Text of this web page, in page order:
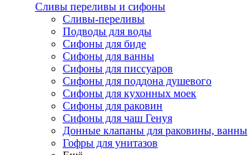
Сливы переливы и сифоны
Сливы-переливы
Подводы для воды
Сифоны для биде
Сифоны для ванны
Сифоны для писсуаров
Сифоны для поддона душевого
Сифоны для кухонных моек
Сифоны для раковин
Сифоны для чаш Генуя
Донные клапаны для раковины, ванны
Гофры для унитазов